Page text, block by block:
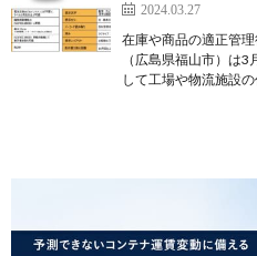
2024.03.27
在庫や商品の適正管
（広島県福山市）は
して工場や物流施設